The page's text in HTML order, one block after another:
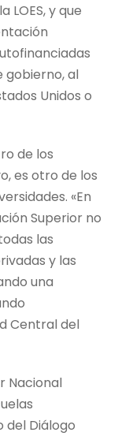
LOES, y que
al
Unidos o
de los
es otro de los
«En
Superior no
las
y las
una
Central del
Nacional
del Diálogo